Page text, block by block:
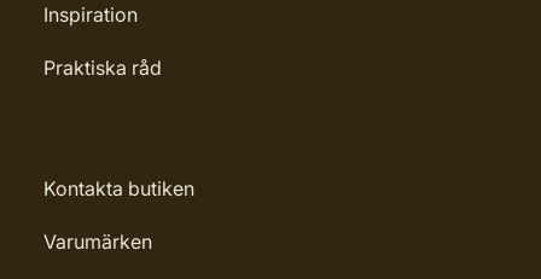
Inspiration
Praktiska råd
Kontakta butiken
Varumärken